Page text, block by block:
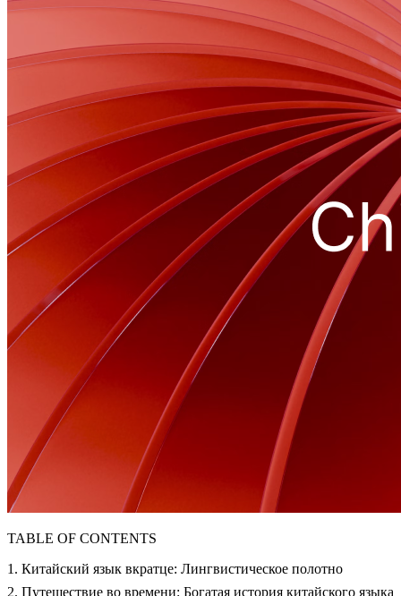
TABLE OF CONTENTS
1. Китайский язык вкратце: Лингвистическое полотно
2. Путешествие во времени: Богатая история китайского языка